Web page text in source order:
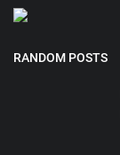
RANDOM POSTS